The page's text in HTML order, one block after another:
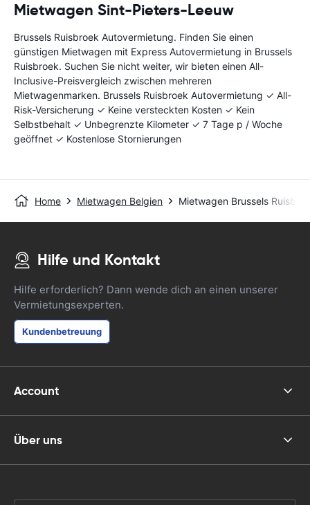
Mietwagen Sint-Pieters-Leeuw
Brussels Ruisbroek Autovermietung. Finden Sie einen
günstigen Mietwagen mit Express Autovermietung in Brussels
Ruisbroek. Suchen Sie nicht weiter, wir bieten einen All-
Inclusive-Preisvergleich zwischen mehreren
Mietwagenmarken. Brussels Ruisbroek Autovermietung ✓ All-
Risk-Versicherung ✓ Keine versteckten Kosten ✓ Kein
Selbstbehalt ✓ Unbegrenzte Kilometer ✓ 7 Tage p / Woche
geöffnet ✓ Kostenlose Stornierungen
Home Mietwagen Belgien Mietwagen Brussels
Hilfe und Kontakt
Hilfe erforderlich? Dann wende dich an einen unserer
Vermietungsexperten.
Kundenbetreuung
Account
Über uns